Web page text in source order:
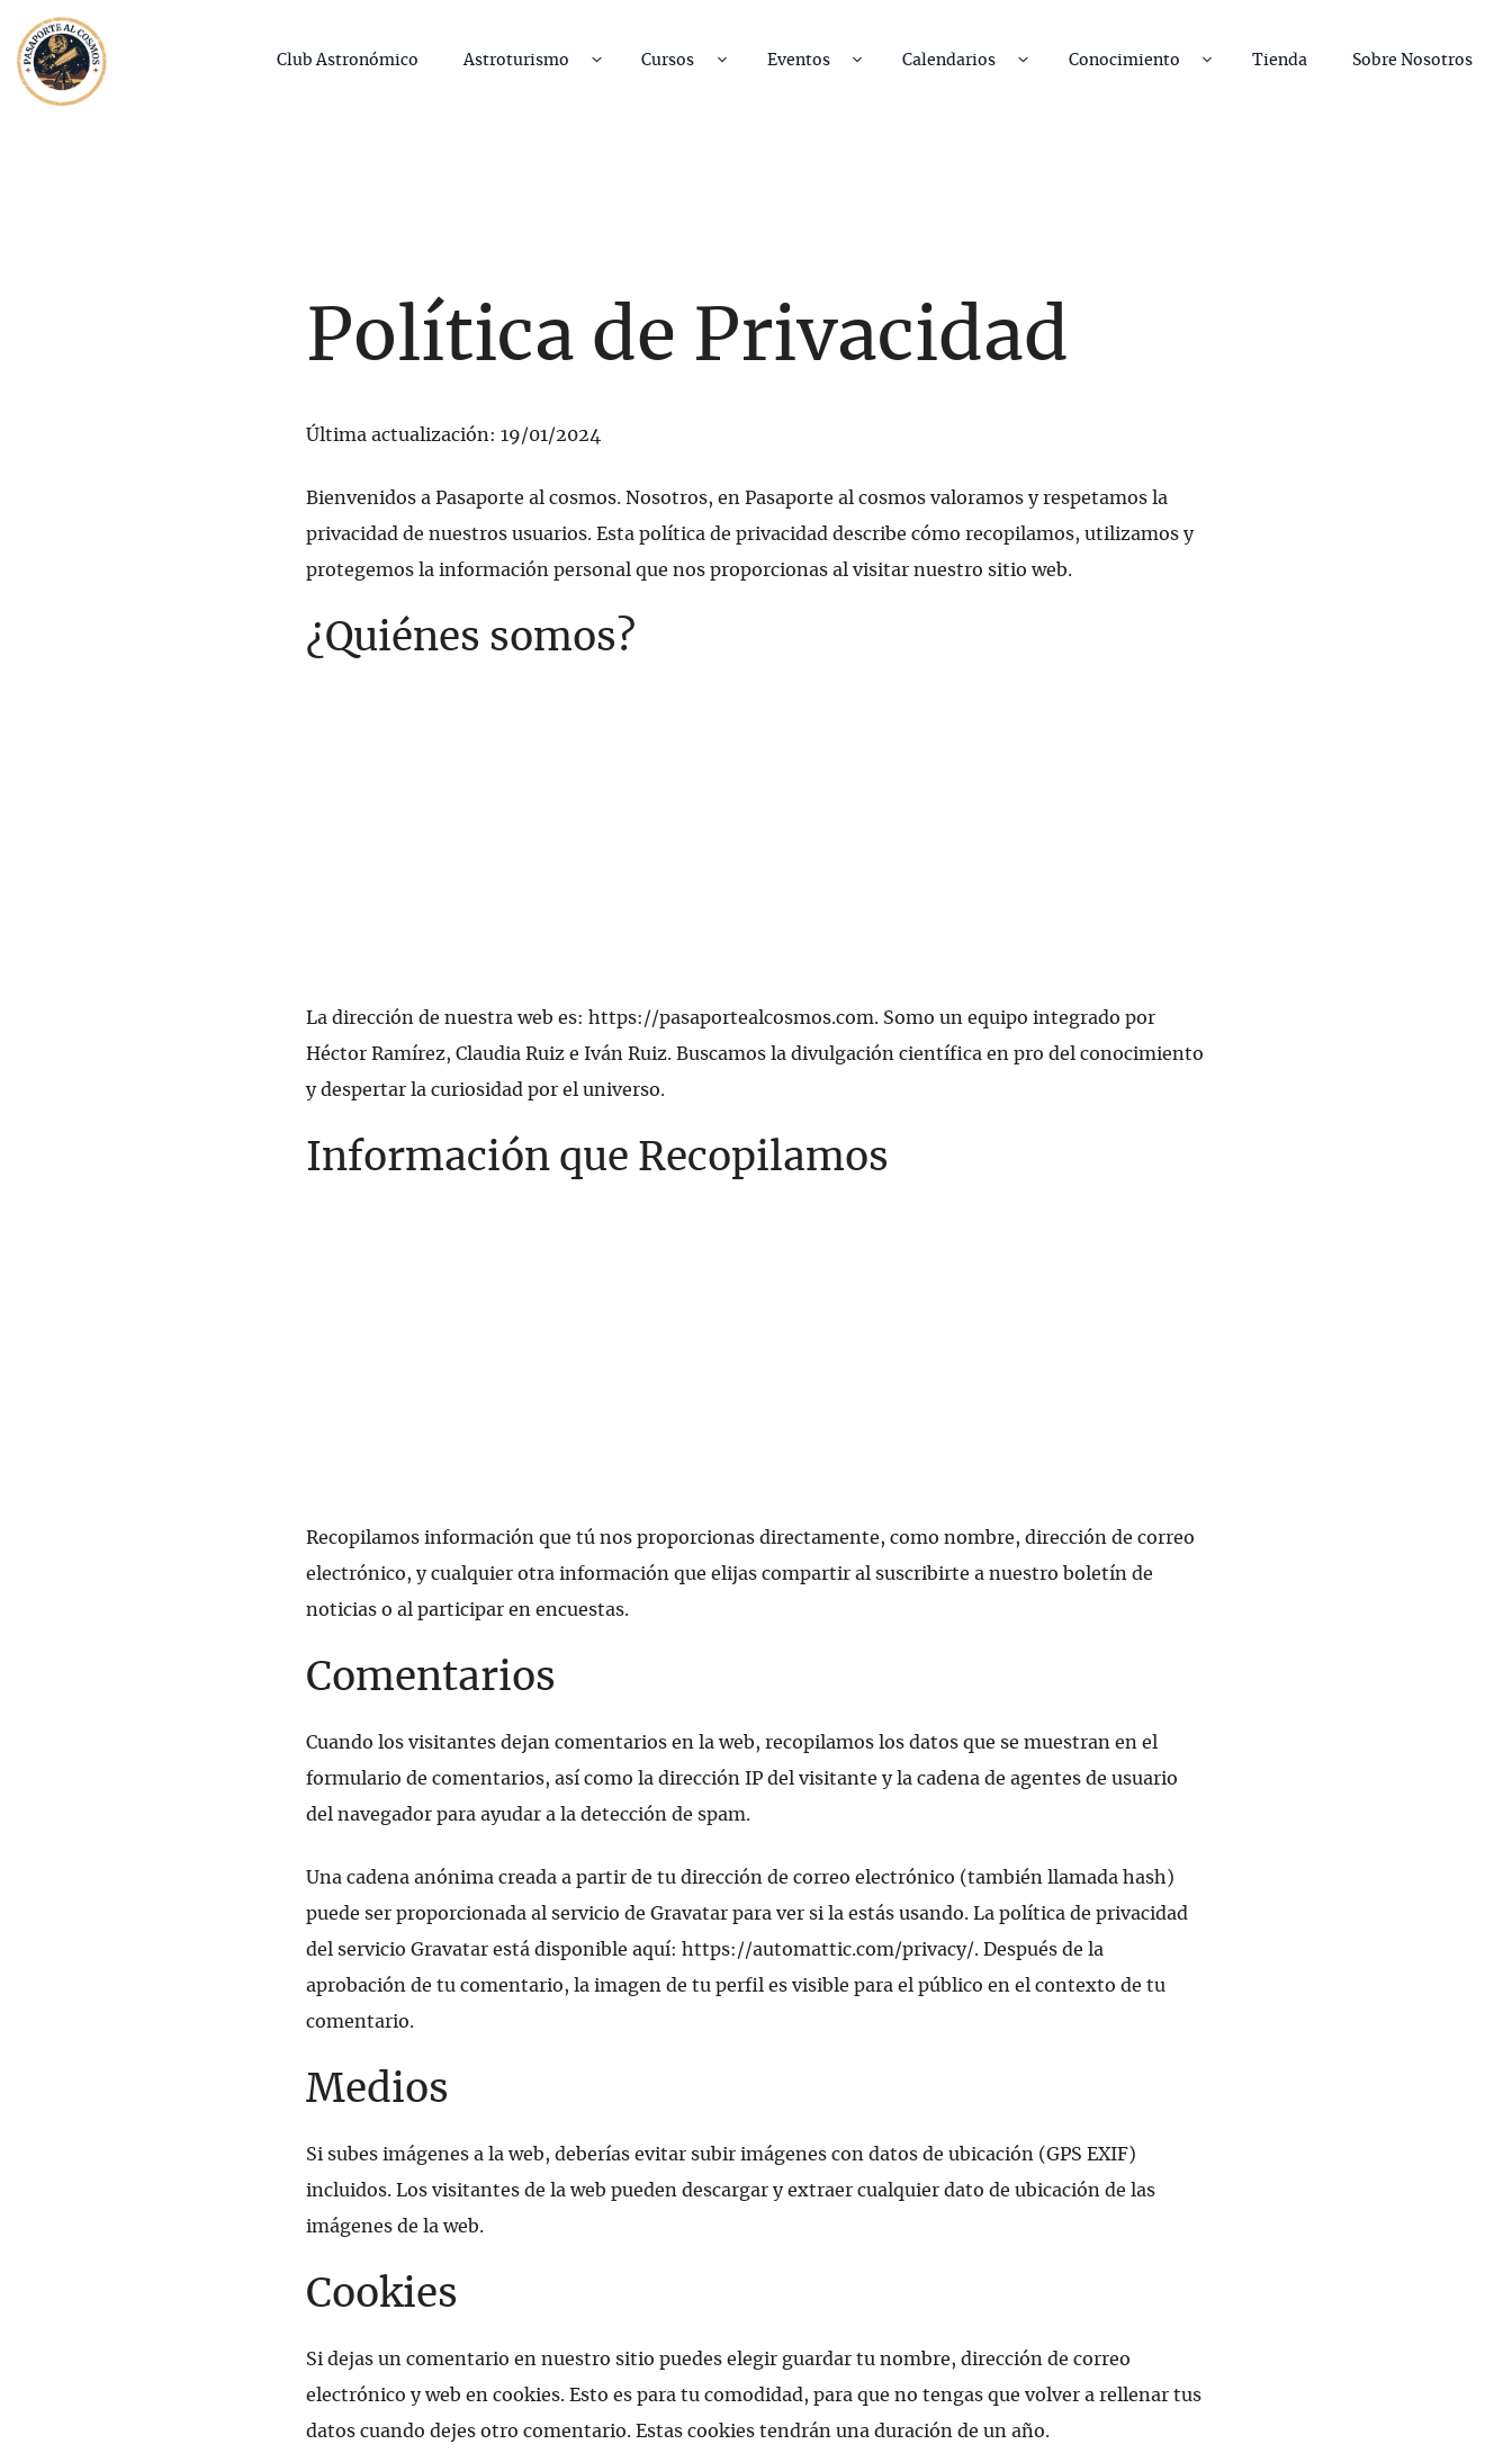
Saltar
contenido
Club Astronómico Astroturismo Cursos Eventos Calendarios Conocimiento Tienda Sobre Nosotros
Política de Privacidad
Última actualización: 19/01/2024
Bienvenidos a Pasaporte al cosmos. Nosotros, en Pasaporte al cosmos valoramos y respetamos la
privacidad de nuestros usuarios. Esta política de privacidad describe cómo recopilamos, utilizamos y
protegemos la información personal que nos proporcionas al visitar nuestro sitio web.
¿Quiénes somos?
La dirección de nuestra web es: https://pasaportealcosmos.com. Somo un equipo integrado por
Héctor Ramírez, Claudia Ruiz e Iván Ruiz. Buscamos la divulgación científica en pro del conocimiento
y despertar la curiosidad por el universo.
Información que Recopilamos
Recopilamos información que tú nos proporcionas directamente, como nombre, dirección de correo
electrónico, y cualquier otra información que elijas compartir al suscribirte a nuestro boletín de
noticias o al participar en encuestas.
Comentarios
Cuando los visitantes dejan comentarios en la web, recopilamos los datos que se muestran en el
formulario de comentarios, así como la dirección IP del visitante y la cadena de agentes de usuario
del navegador para ayudar a la detección de spam.
Una cadena anónima creada a partir de tu dirección de correo electrónico (también llamada hash)
puede ser proporcionada al servicio de Gravatar para ver si la estás usando. La política de privacidad
del servicio Gravatar está disponible aquí: https://automattic.com/privacy/. Después de la
aprobación de tu comentario, la imagen de tu perfil es visible para el público en el contexto de tu
comentario.
Medios
Si subes imágenes a la web, deberías evitar subir imágenes con datos de ubicación (GPS EXIF)
incluidos. Los visitantes de la web pueden descargar y extraer cualquier dato de ubicación de las
imágenes de la web.
Cookies
Si dejas un comentario en nuestro sitio puedes elegir guardar tu nombre, dirección de correo
electrónico y web en cookies. Esto es para tu comodidad, para que no tengas que volver a rellenar tus
datos cuando dejes otro comentario. Estas cookies tendrán una duración de un año.